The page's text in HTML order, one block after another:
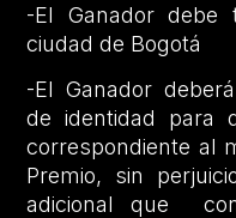
-El Ganador debe
ciudad de Bogotá
-El Ganador
de identidad para
correspondiente al
Premio, sin
adicional que